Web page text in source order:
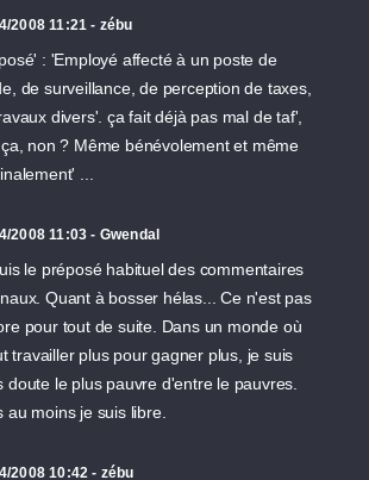
2008 11:21 - zébu
: 'Employé affecté à un poste de
de surveillance, de perception de taxes,
divers'. ça fait déjà pas mal de taf',
non ? Même bénévolement et même
...
2008 11:03 - Gwendal
le préposé habituel des commentaires
Quant à bosser hélas... Ce n'est pas
pour tout de suite. Dans un monde où
travailler plus pour gagner plus, je suis
doute le plus pauvre d'entre le pauvres.
au moins je suis libre.
2008 10:42 - zébu